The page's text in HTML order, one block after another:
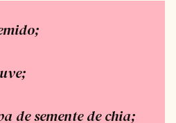
de semente de chia;